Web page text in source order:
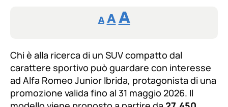
A
Reducir
tamaño
A Restablecer
tamaño
de
fuente
AAumentar
de
fuente.
Chi è alla ricerca di un SUV compatto dal
carattere sportivo può guardare con interesse
ad Alfa Romeo Junior Ibrida, protagonista di una
promozione valida fino al 31 maggio 2026. Il